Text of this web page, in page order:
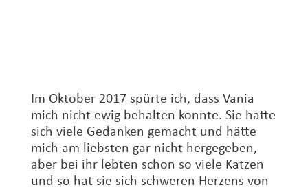
Im Oktober 2017 spürte ich, dass Vania
mich nicht ewig behalten konnte. Sie hatte
sich viele Gedanken gemacht und hätte
mich am liebsten gar nicht hergegeben,
aber bei ihr lebten schon so viele Katzen
und so hat sie sich schweren Herzens von